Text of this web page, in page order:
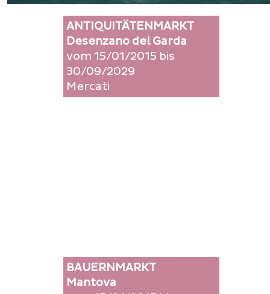
ANTIQUITÄTENMARKT
Desenzano del Garda
vom 15/01/2015 bis
30/09/2029
Mercati
BAUERNMARKT
Mantova